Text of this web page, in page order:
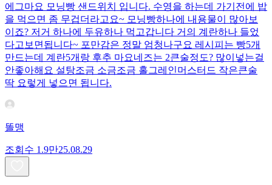
에그마요 모닝빵 샌드위치 입니다. 수영을 하는데 가기전에 밥
을 먹으면 좀 무겁더라고요~ 모닝빵하나에 내용물이 많아보
이죠? 저거 하나에 두유하나 먹고갑니다 거의 계란하나 들었
다고보면됩니다~ 포만감은 정말 엄청나구요 레시피는 빵5개
만드는데 계란5개랑 후추 마요네즈는 2큰술정도? 많이넣는걸
안좋아해요 설탕조금 소금조금 홀그레인머스터드 작은큰술
딱 요렇게 넣으면 됩니다.
똘맹
조회수 1.9만25.08.29